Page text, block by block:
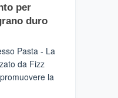
per
duro
Pasta - La
da Fizz
la